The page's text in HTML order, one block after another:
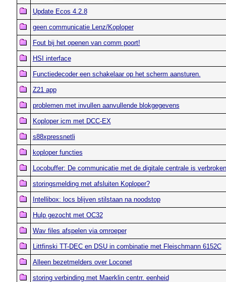
Update Ecos 4.2.8
geen communicatie Lenz/Koploper
Fout bij het openen van comm poort!
HSI interface
Functiedecoder een schakelaar op het scherm aansturen.
Z21 app
problemen met invullen aanvullende blokgegevens
Koploper icm met DCC-EX
s88xpressnetli
koploper functies
Locobuffer: De communicatie met de digitale centrale is verbroken
storingsmelding met afsluiten Koploper?
Intellibox: locs blijven stilstaan na noodstop
Hulp gezocht met OC32
Wav files afspelen via omroeper
Littfinski TT-DEC en DSU in combinatie met Fleischmann 6152C
Alleen bezetmelders over Loconet
storing verbinding met Maerklin centrr. eenheid